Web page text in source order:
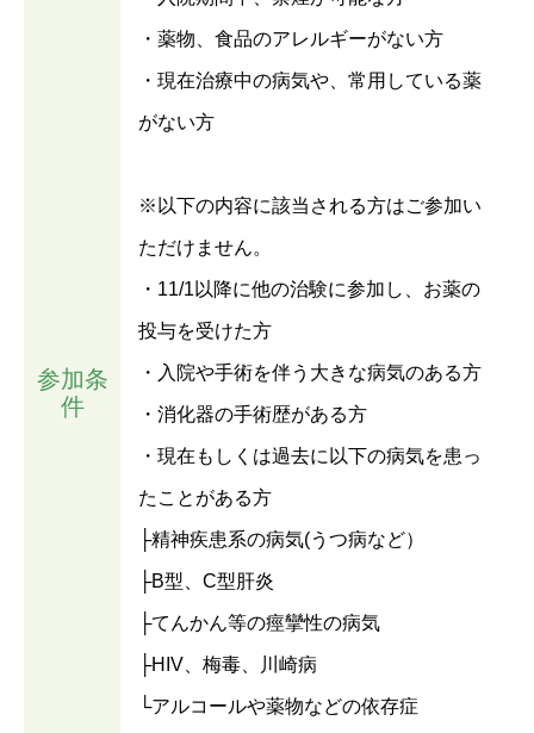
参加条
件
・薬物、食品のアレルギーがない方
・現在治療中の病気や、常用している薬
がない方
※以下の内容に該当される方はご参加い
ただけません。
・11/1以降に他の治験に参加し、お薬の
投与を受けた方
・入院や手術を伴う大きな病気のある方
・消化器の手術歴がある方
・現在もしくは過去に以下の病気を患っ
たことがある方
├精神疾患系の病気(うつ病など）
├B型、C型肝炎
├てんかん等の痙攣性の病気
├HIV、梅毒、川崎病
└アルコールや薬物などの依存症